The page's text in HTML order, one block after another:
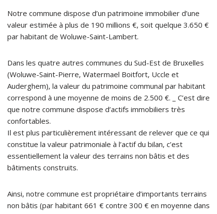
Notre commune dispose d’un patrimoine immobilier d’une
valeur estimée à plus de 190 millions €, soit quelque 3.650 €
par habitant de Woluwe-Saint-Lambert.
Dans les quatre autres communes du Sud-Est de Bruxelles
(Woluwe-Saint-Pierre, Watermael Boitfort, Uccle et
Auderghem), la valeur du patrimoine communal par habitant
correspond à une moyenne de moins de 2.500 €. _ C’est dire
que notre commune dispose d’actifs immobiliers très
confortables.
Il est plus particulièrement intéressant de relever que ce qui
constitue la valeur patrimoniale à l’actif du bilan, c’est
essentiellement la valeur des terrains non bâtis et des
bâtiments construits.
Ainsi, notre commune est propriétaire d’importants terrains
non bâtis (par habitant 661 € contre 300 € en moyenne dans